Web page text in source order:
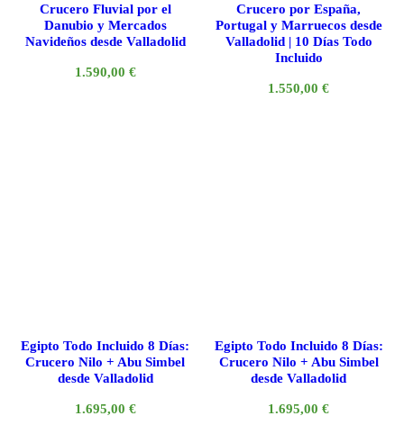
Crucero Fluvial por el
Danubio y Mercados
Navideños desde Valladolid
1.590,00 €
Crucero por España,
Portugal y Marruecos desde
Valladolid | 10 Días Todo
Incluido
1.550,00€
Egipto Todo Incluido 8 Días:
Crucero Nilo + Abu Simbel
desde Valladolid
1.695,00 €
Egipto Todo Incluido 8 Días:
Crucero Nilo + Abu Simbel
desde Valladolid
1.695,00€